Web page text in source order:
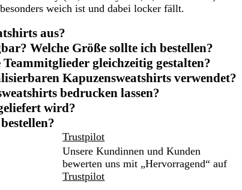
weich ist und dabei locker fällt.
aus?
Welche Größe sollte ich bestellen?
gleichzeitig gestalten?
Kapuzensweatshirts verwendet?
bedrucken lassen?
wird?
Trustpilot
Unsere Kundinnen und Kunden
bewerten uns mit „Hervorragend“ auf
Trustpilot